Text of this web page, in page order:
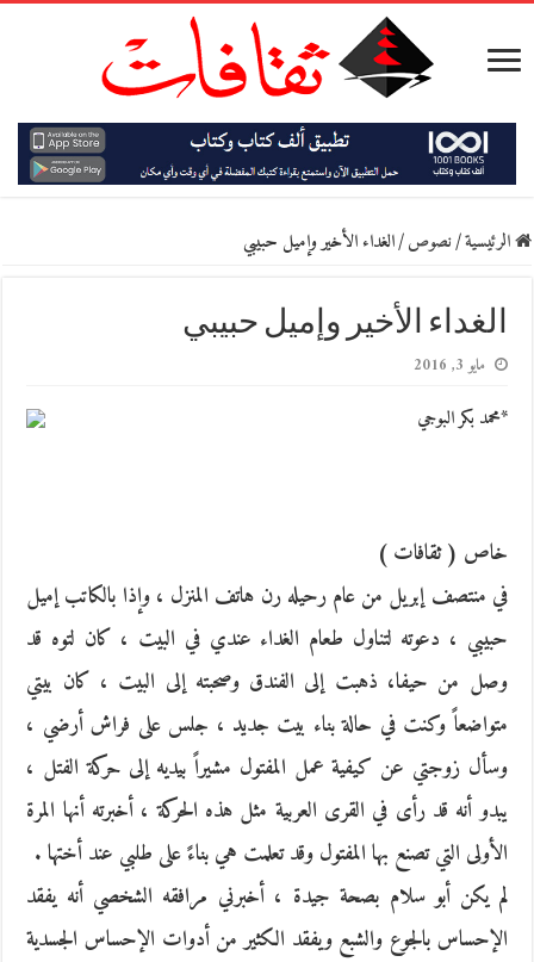
الرئيسية/نصوص/الغداء الأخير وإميل حبيبي
الغداء الأخير وإميل حبيبي
مايو 3, 2016
*محمد بكر البوجي
خاص ( ثقافات )
في منتصف إبريل من عام رحيله رن هاتف المنزل ، وإذا بالكاتب إميل
حبيبي ، دعوته لتناول طعام الغداء عندي في البيت ، كان لتوه قد
وصل من حيفا، ذهبت إلى الفندق وصحبته إلى البيت ، كان بيتي
متواضعاً وكنت في حالة بناء بيت جديد ، جلس على فراش أرضي ،
وسأل زوجتي عن كيفية عمل المفتول مشيراً بيديه إلى حركة الفتل ،
يبدو أنه قد رأى في القرى العربية مثل هذه الحركة ، أخبرته أنها المرة
الأولى التي تصنع بها المفتول وقد تعلمت هي بناءً على طلبي عند أختها .
لم يكن أبو سلام بصحة جيدة ، أخبرني مرافقه الشخصي أنه يفقد
الإحساس بالجوع والشبع ويفقد الكثير من أدوات الإحساس الجسدية